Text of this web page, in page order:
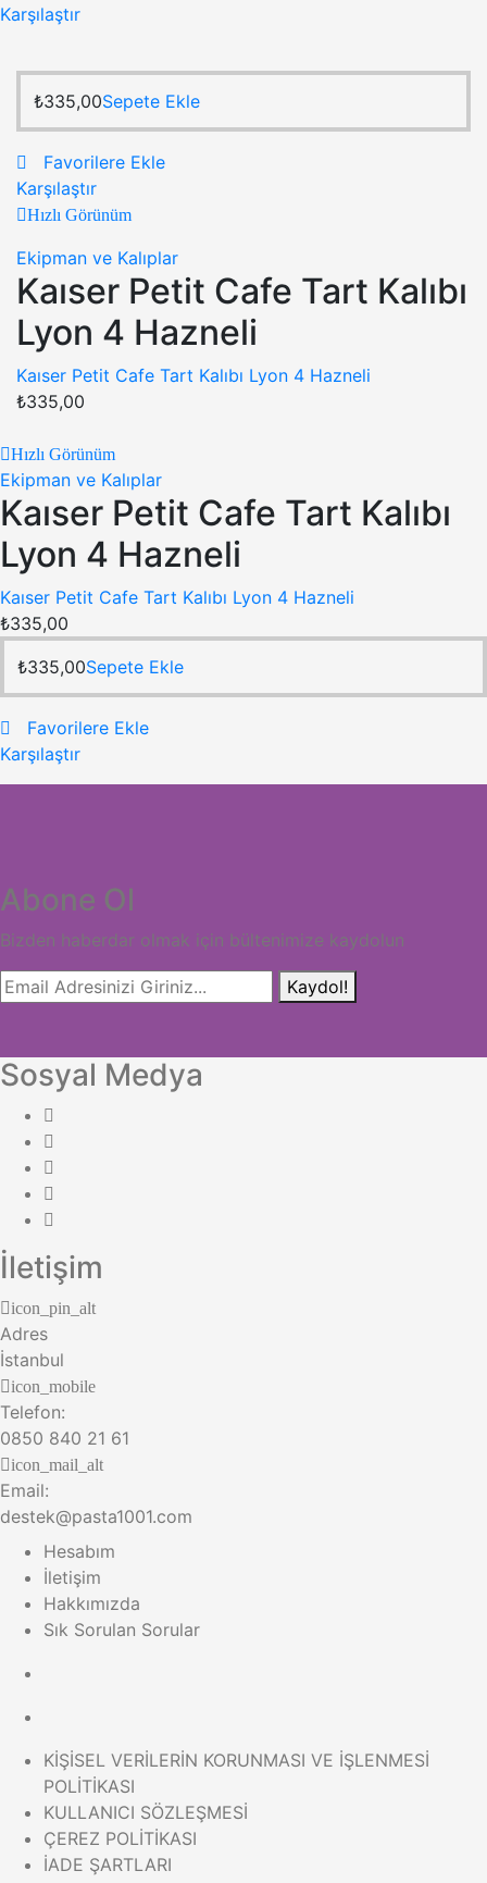
Karşılaştır
₺335,00Sepete Ekle
Favorilere Ekle
Karşılaştır
Hızlı Görünüm
Ekipman ve Kalıplar
Kaıser Petit Cafe Tart Kalıbı
Lyon 4 Hazneli
Kaıser Petit Cafe Tart Kalıbı Lyon 4 Hazneli
₺335,00
Hızlı Görünüm
Ekipman ve Kalıplar
Kaıser Petit Cafe Tart Kalıbı
Lyon 4 Hazneli
Kaıser Petit Cafe Tart Kalıbı Lyon 4 Hazneli
₺335,00
₺335,00Sepete Ekle
Favorilere Ekle
Karşılaştır
Abone Ol
Bizden haberdar olmak için bültenimize kaydolun
Kaydol!
Sosyal Medya
İletişim
icon_pin_alt
Adres
İstanbul
icon_mobile
Telefon:
0850 840 21 61
icon_mail_alt
Email:
destek@pasta1001.com
Hesabım
İletişim
Hakkımızda
Sık Sorulan Sorular
KİŞİSEL VERİLERİN KORUNMASI VE İŞLENMESİ
POLİTİKASI
KULLANICI SÖZLEŞMESİ
ÇEREZ POLİTİKASI
İADE ŞARTLARI